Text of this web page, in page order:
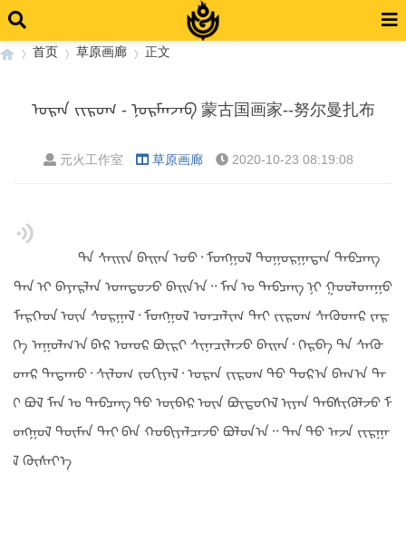
首页 草原画廊 正文
ᠤᠷᠠᠨ ᠵᠢᠷᠤᠭ - ᠨᠤᠷᠮᠠᠨᠵᠠᠪ 蒙古国画家--努尔曼扎布
元火工作室 草原画廊 2020-10-23 08:19:08
ᠲᠠ ᠰᠠᠢᠢᠨ ᠪᠠᠢᠠᠨ ᠤᠤ᠂ ᠮᠣᠩᠭᠣᠯ ᠲᠣᠭᠣᠷᠭᠠᠲᠠᠨ ᠲᠠᠪᠴᠠᠩ
ᠲᠠᠨ ᠢ ᠪᠠᠶᠠᠷᠯᠠᠨ ᠣᠭᠲᠤᠵᠤ ᠪᠠᠢᠨ᠎ᠠ᠃ ᠮᠠᠨ ᠤ ᠲᠠᠪᠴᠠᠩ ᠨᠢ ᠭᠤᠤᠯᠳᠠᠭᠤ
ᠮᠡᠷᠭᠡᠳ ᠦᠨ ᠰᠣᠷᠭᠠᠯ᠂ ᠮᠣᠩᠭᠣᠯ ᠣᠨᠴᠠᠯᠢᠭ ᠲᠠᠢ ᠵᠢᠷᠣᠭ ᠰᠡᠭᠦᠳᠡᠷ ᠵᠡᠷ
ᠭᠡ ᠠᠭᠤᠯᠭ᠎ᠠ ᠪᠠᠷ ᠡᠳᠦᠷ ᠪᠦᠷᠢ ᠰᠢᠨᠡᠴᠢᠯᠡᠵᠦ ᠪᠠᠢᠠᠨ᠂ ᠬᠡᠷᠪᠡ ᠲᠠ ᠰᠡᠭᠦ
ᠳᠡᠷ ᠳᠠᠲᠠᠬᠤ᠂ ᠰᠢᠯᠦᠭ ᠵᠣᠬᠢᠶᠠᠯ᠂ ᠣᠷᠠᠨ ᠵᠢᠷᠣᠭ ᠲᠤ ᠳᠤᠷ᠎ᠠ ᠪᠠᠬ᠎ᠠ ᠲᠠ
ᠢ ᠪᠣᠯ ᠮᠠᠨ ᠤ ᠲᠠᠪᠴᠠᠩ ᠳᠤ ᠦᠪᠡᠷ ᠦᠨ ᠪᠦᠲᠦᠭᠡᠯ ᠢᠶᠡᠨ ᠲᠡᠪᠰᠢᠭᠦᠯᠵᠦ ᠮ
ᠣᠩᠭᠣᠯ ᠲᠦᠮᠡᠨ ᠲᠠᠢ ᠪᠠᠨ ᠬᠤᠪᠢᠶᠠᠯᠴᠠᠵᠦ ᠪᠣᠯᠣᠨ᠎ᠠ᠃ ᠲᠠᠨ ᠳᠤ ᠠᠵᠠ ᠵᠢᠷᠭᠠ
ᠯ ᠬᠦᠰᠡᠶ᠎ᠡ